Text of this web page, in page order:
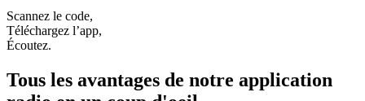
Scannez le code,
Téléchargez l’app,
Écoutez.
Tous les avantages de notre application